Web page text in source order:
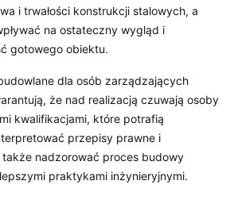
i trwałości konstrukcji stalowych, a
na ostateczny wygląd i
gotowego obiektu.
dla osób zarządzających
że nad realizacją czuwają osoby
kwalifikacjami, które potrafią
przepisy prawne i
nadzorować proces budowy
praktykami inżynieryjnymi.